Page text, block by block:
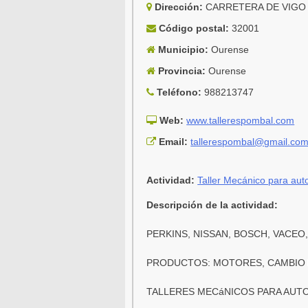
Dirección: CARRETERA DE
Código postal: 32001
Municipio: Ourense
Provincia: Ourense
Teléfono: 988213747
Web: www.tallerespombal.com
Email:tallerespombal@gmail.com
Actividad:Taller Mecánico para
Descripción de la actividad:
PERKINS, NISSAN, BOSCH,
PRODUCTOS: MOTORES,
TALLERES MECáNICOS PARA